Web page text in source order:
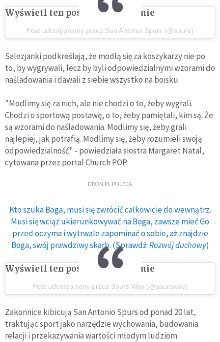
Wyświetl ten post na Instagramie
Post udostępniony przez San Antonio Spurs (@spurs)
Salezjanki podkreślają, że modlą się za koszykarzy nie po
to, by wygrywali, lecz by byli odpowiedzialnymi wzorami do
naśladowania i dawali z siebie wszystko na boisku.
"Modlimy się za nich, ale nie chodzi o to, żeby wygrali.
Chodzi o sportową postawę, o to, żeby pamiętali, kim są. Że
są wzorami do naśladowania. Modlimy się, żeby grali
najlepiej, jak potrafią. Modlimy się, żeby rozumieli swoją
odpowiedzialność" - powiedziała siostra Margaret Natal,
cytowana przez portal Church POP.
DEON.PL POLECA
Kto szuka Boga, musi się zwrócić całkowicie do wewnątrz.
Musi się wciąż ukierunkowywać na Boga, zawsze mieć Go
przed oczyma i wytrwale zapominać o sobie, aż znajdzie
Boga, swój prawdziwy skarb. (Sprawdź:Rozwój duchowy)
Wyświetl ten post na Instagramie
Post udostępniony przez Spurs Way (@spursway)
Zakonnice kibicują San Antonio Spurs od ponad 20 lat,
traktując sport jako narzędzie wychowania, budowania
relacji i przekazywania wartości młodym ludziom.